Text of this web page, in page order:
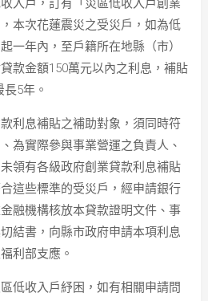
入戶，訂有「災區低收入戶創業
本次花蓮震災之受災戶，如為低
一年內，至戶籍所在地縣（市）
款金額150萬元以內之利息，補貼
5年。
利息補貼之補助對象，須同時符
為實際參與事業營運之負責人、
領有各級政府創業貸款利息補貼
這些標準的受災戶，經申請銀行
融機構核放本貸款證明文件、事
結書，向縣市政府申請本項利息
利部支應。
低收入戶紓困，如有相關申請問